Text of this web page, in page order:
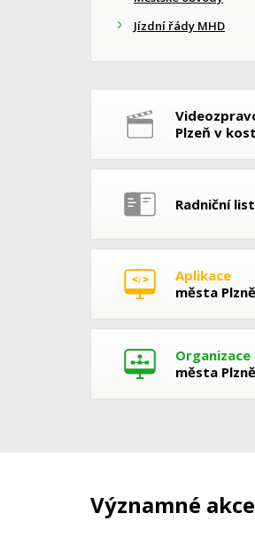
Jízdní řády MHD
Plzeň v
Radniční
Aplikace
města Plzně
Organizace
města Plzně
Významné